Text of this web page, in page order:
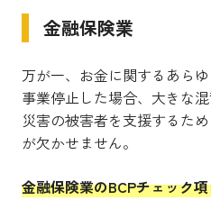
金融保険業
万が一、お金に関するあら
事業停止した場合、大きな
災害の被害者を支援するた
が欠かせません。
金融保険業のBCPチェック